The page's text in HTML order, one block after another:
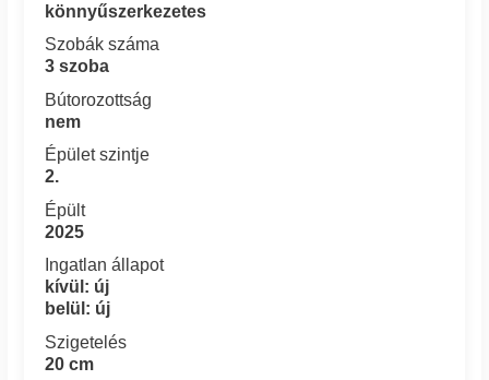
könnyűszerkezetes
Szobák száma
3 szoba
Bútorozottság
nem
Épület szintje
2.
Épült
2025
Ingatlan állapot
kívül: új
belül: új
Szigetelés
20 cm